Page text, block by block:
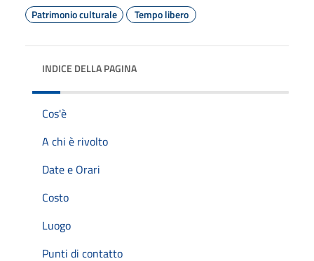
Patrimonio culturale
Tempo libero
INDICE DELLA PAGINA
Cos'è
A chi è rivolto
Date e Orari
Costo
Luogo
Punti di contatto